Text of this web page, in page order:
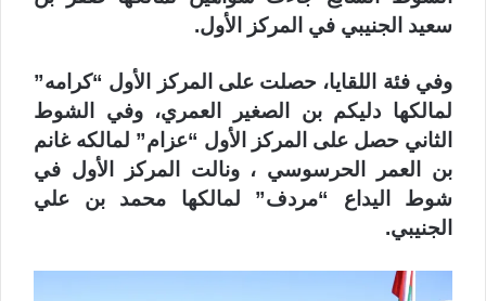
سعيد الجنيبي في المركز الأول.
وفي فئة اللقايا، حصلت على المركز الأول “كرامه”
لمالكها دليكم بن الصغير العمري، وفي الشوط
الثاني حصل على المركز الأول “عزام” لمالكه غانم
بن العمر الحرسوسي ، ونالت المركز الأول في
شوط اليداع “مردف” لمالكها محمد بن علي
الجنيبي.